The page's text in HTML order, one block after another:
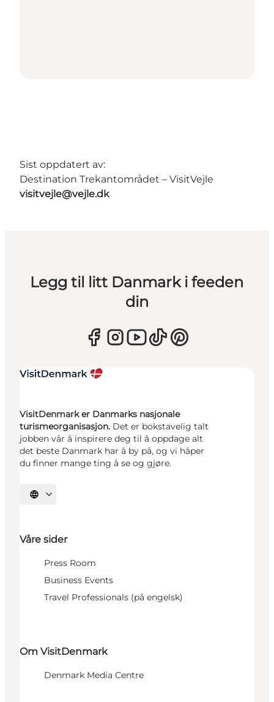
Sist oppdatert av:
Destination Trekantområdet – VisitVejle
visitvejle@vejle.dk
Legg til litt Danmark i feeden
din
VisitDenmark er Danmarks nasjonale
turismeorganisasjon. Det er bokstavelig talt
jobben vår å inspirere deg til å oppdage alt
det beste Danmark har å by på, og vi håper
du finner mange ting å se og gjøre.
Velg språk
Våre sider
Press Room
Business Events
Travel Professionals (på engelsk)
Om VisitDenmark
Denmark Media Centre